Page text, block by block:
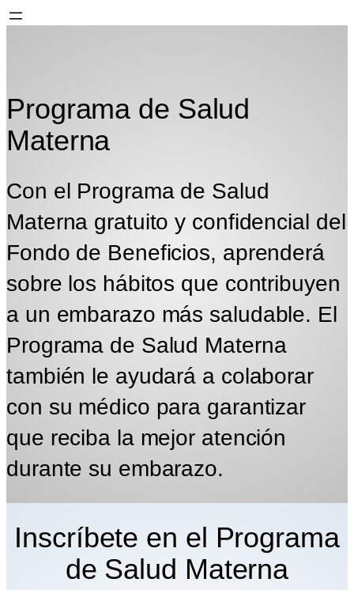
Programa de Salud
Materna
Con el Programa de Salud
Materna gratuito y confidencial del
Fondo de Beneficios, aprenderá
sobre los hábitos que contribuyen
a un embarazo más saludable. El
Programa de Salud Materna
también le ayudará a colaborar
con su médico para garantizar
que reciba la mejor atención
durante su embarazo.
Inscríbete en el Programa
de Salud Materna